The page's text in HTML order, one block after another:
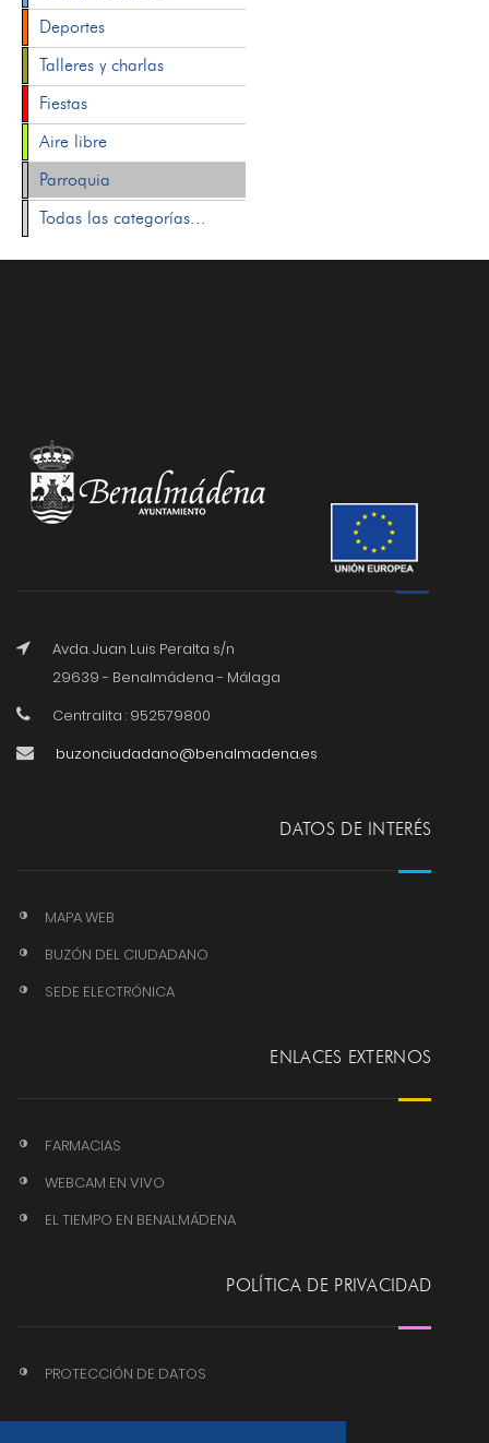
Deportes
Talleres y charlas
Fiestas
Aire libre
Parroquia
Todas las categorías...
Avda. Juan Luis Peralta s/n
29639 - Benalmádena - Málaga
Centralita : 952579800
buzonciudadano@benalmadena.es
DATOS DE INTERÉS
MAPA WEB
BUZÓN DEL CIUDADANO
SEDE ELECTRÓNICA
ENLACES EXTERNOS
FARMACIAS
WEBCAM EN VIVO
EL TIEMPO EN BENALMÁDENA
POLÍTICA DE PRIVACIDAD
PROTECCIÓN DE DATOS